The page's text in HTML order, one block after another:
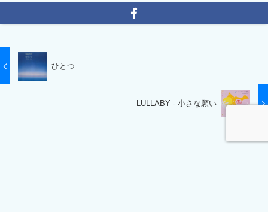
ひとつ
LULLABY - 小さな願い